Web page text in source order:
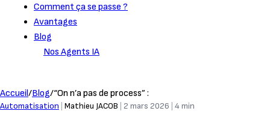
Comment ça se passe ?
Avantages
Blog
Nos Agents IA
Accueil/Blog/“On n’a pas de process” :
Automatisation Mathieu JACOB 2 mars 2026 4 min